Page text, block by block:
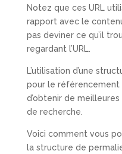
Notez que ces URL
rapport avec le
pas deviner ce qu’il
regardant l’URL.
L’utilisation d’une
pour le référencement
d’obtenir de
de recherche.
Voici comment vous
la structure de